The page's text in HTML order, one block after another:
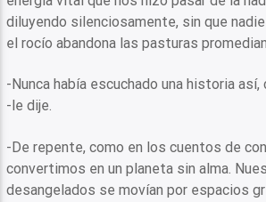
diluyendo silenciosamente, sin que
el rocío abandona las pasturas
-Nunca había escuchado una historia
-le dije.
-De repente, como en los cuentos de
convertimos en un planeta sin alma.
desangelados se movían por espacios